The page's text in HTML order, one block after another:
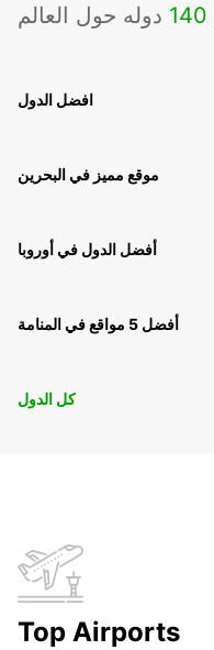
140 دوله حول العالم
افضل الدول
موقع مميز في البحرين
أفضل الدول في أوروبا
أفضل 5 مواقع في المنامة
كل الدول
Top Airports